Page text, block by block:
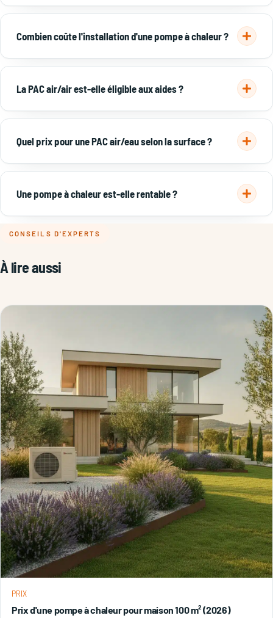
aides.
Sur une PAC air/eau à 14 000 €, de ≈ 5 000 € (ménage très
modeste) à ≈ 11 500 € (ménage supérieur), après les aides à
la rénovation et les primes énergie.Détail des aides →
Combien coûte l'installation d'une pompe à chaleur ?
La pose (main-d'œuvre, mise en service, raccordements) est
incluse dans nos fourchettes. Une installation soignée par un
pro qualifié conditionne le rendement et l'accès aux aides.
La PAC air/air est-elle éligible aux aides ?
Non aux aides à la rénovation énergétique. La PAC air/air
En savoir plus →
Quel prix pour une PAC air/eau selon la surface ?
10 000–13 000 € (60–90 m²), 12 000–15 500 € (90–120 m²), 14
500–18 000 € (120–160 m²), 17 000–22 000 € (+160 m²), pose
comprise.Voir la PAC air/eau →
Une pompe à chaleur est-elle rentable ?
charge amorti en 5–7 ans, et coût le plus bas sur 10 ans face
CONSEILS D'EXPERTS
À lire aussi
PRIX
Prix d'une pompe à chaleur pour maison 100 m² (2026)